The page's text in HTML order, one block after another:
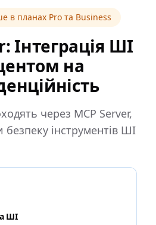
в планах Pro та Business
Інтеграція ШІ
на
через MCP Server,
інструментів ШІ
ШІ